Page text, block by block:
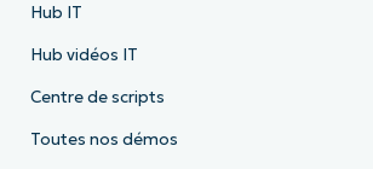
Hub IT
Hub vidéos IT
Centre de scripts
Toutes nos démos